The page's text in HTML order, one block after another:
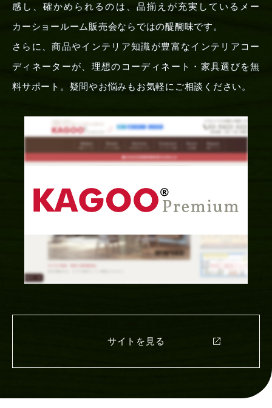
感し、確かめられるのは、品揃えが充実しているメー
カーショールーム販売会ならではの醍醐味です。
さらに、商品やインテリア知識が豊富なインテリアコー
ディネーターが、理想のコーディネート・家具選びを無
料サポート。疑問やお悩みもお気軽にご相談ください。
サイトを見る